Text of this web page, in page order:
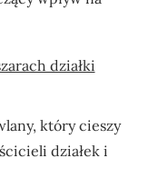
działki
który cieszy
działek i